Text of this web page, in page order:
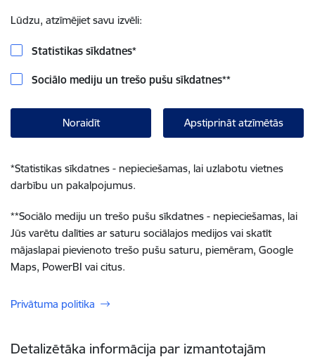
Lūdzu, atzīmējiet savu izvēli:
Statistikas sīkdatnes*
Sociālo mediju un trešo pušu sīkdatnes**
Noraidīt Apstiprināt atzīmētās
*Statistikas sīkdatnes - nepieciešamas, lai uzlabotu vietnes
darbību un pakalpojumus.
**Sociālo mediju un trešo pušu sīkdatnes - nepieciešamas, lai
Jūs varētu dalīties ar saturu sociālajos medijos vai skatīt
mājaslapai pievienoto trešo pušu saturu, piemēram, Google
Maps, PowerBI vai citus.
Privātuma politika
Detalizētāka informācija par izmantotajām